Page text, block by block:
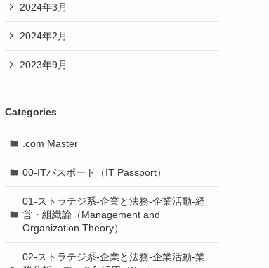
2024年3月
2024年2月
2023年9月
Categories
.com Master
00-ITパスポート（IT Passport）
01-ストラテジ系-企業と法務-企業活動-経
営・組織論（Management and
Organization Theory）
02-ストラテジ系-企業と法務-企業活動-業